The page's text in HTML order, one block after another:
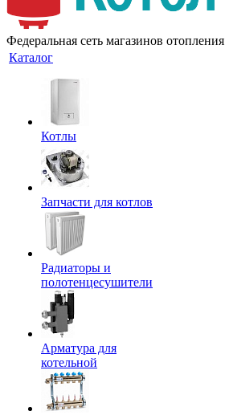
Федеральная сеть магазинов отопления
Каталог
Котлы
Запчасти для котлов
Радиаторы и
полотенцесушители
Арматура для
котельной